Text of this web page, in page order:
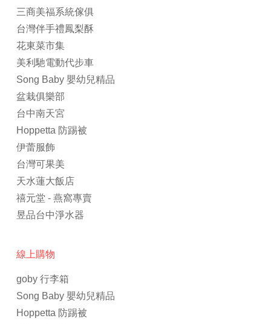
三商美福系統傢俱
台灣伴手禮鳳梨酥
花東菜市集
美利馳電動代步車
Song Baby 嬰幼兒精品
盆栽俱樂部
台中南天宮
Hoppetta 防踢被
伊蕾服飾
台灣可果美
天水蓮大飯店
禧元堂 - 燕窩專賣
昱品台中淨水器
線上購物
goby 行李箱
Song Baby 嬰幼兒精品
Hoppetta 防踢被